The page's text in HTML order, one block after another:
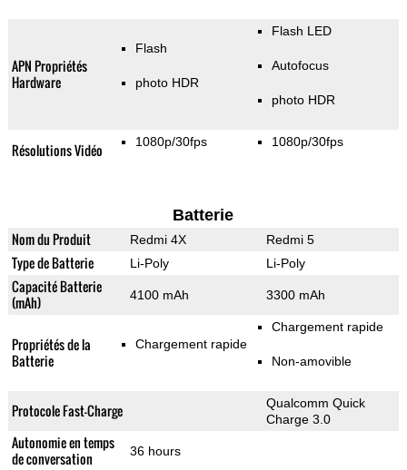
APN Propriétés
Hardware
Flash
photo HDR
Flash LED
Autofocus
photo HDR
Résolutions Vidéo 1080p/30fps 1080p/30fps
Batterie
Nom du Produit Redmi 4X Redmi 5
Type de Batterie Li-Poly Li-Poly
Capacité Batterie
(mAh)
4100 mAh 3300 mAh
Propriétés de la
Batterie
Chargement rapide
Chargement rapide
Non-amovible
Protocole Fast-Charge
Qualcomm Quick
Charge 3.0
Autonomie en temps
de conversation
36 hours